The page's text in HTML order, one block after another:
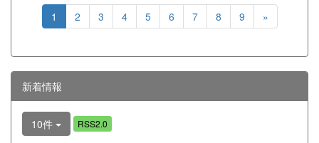
1 2 3 4 5 6 7 8 9 »
新着情報
10件 RSS2.0